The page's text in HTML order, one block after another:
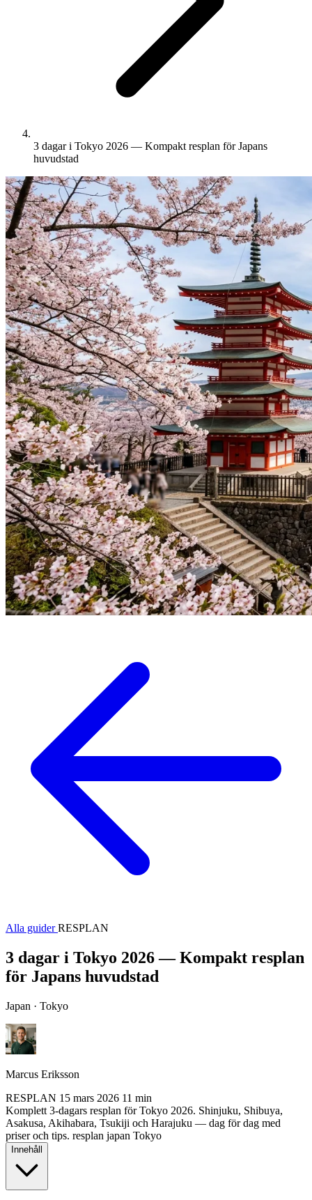
3 dagar i Tokyo 2026 — Kompakt resplan för Japans
huvudstad
Alla guiderRESPLAN
3 dagar i Tokyo 2026 — Kompakt resplan
för Japans huvudstad
Japan · Tokyo
Marcus Eriksson
RESPLAN 15 mars 2026 11 min
Komplett 3-dagars resplan för Tokyo 2026. Shinjuku, Shibuya,
Asakusa, Akihabara, Tsukiji och Harajuku — dag för dag med
priser och tips. resplan japan Tokyo
Innehåll